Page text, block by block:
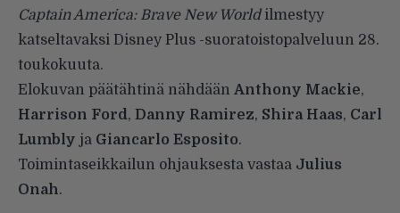
Captain America: Brave New Worldilmestyy
katseltavaksi Disney Plus -suoratoistopalveluun 28.
toukokuuta.
Elokuvan päätähtinä nähdään Anthony Mackie,
Harrison Ford, Danny Ramirez, Shira Haas, Carl
Lumbly ja Giancarlo Esposito.
Toimintaseikkailun ohjauksesta vastaa Julius
Onah.